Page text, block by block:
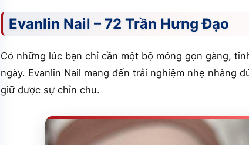
Evanlin Nail – 72 Trần Hưng Đạo
Có những lúc bạn chỉ cần một bộ móng gọn gàng,
ngày. Evanlin Nail mang đến trải nghiệm nhẹ nhàng
giữ được sự chỉn chu.